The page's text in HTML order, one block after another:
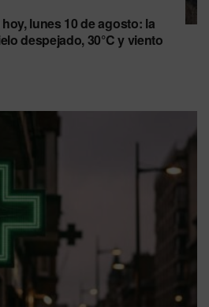
lunes 10 de agosto: la
despejado, 30°C y viento